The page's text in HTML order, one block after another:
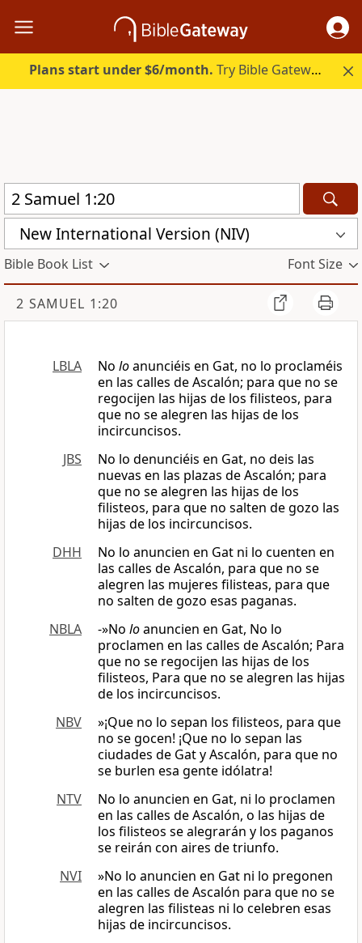
Plans start under $6/month. Try Bible Gateway Plus.
New International Version (NIV)
Bible Book List Font Size
2 SAMUEL 1:20
LBLA No loanunciéis en Gat, no lo proclaméis
en las calles de Ascalón; para que no se
regocijen las hijas de los filisteos, para
que no se alegren las hijas de los
incircuncisos.
JBS
No lo denunciéis en Gat, no deis las
nuevas en las plazas de Ascalón; para
que no se alegren las hijas de los
filisteos, para que no salten de gozo las
hijas de los incircuncisos.
DHH
No lo anuncien en Gat ni lo cuenten en
las calles de Ascalón, para que no se
alegren las mujeres filisteas, para que
no salten de gozo esas paganas.
NBLA
-»No loanuncien en Gat, No lo
proclamen en las calles de Ascalón; Para
que no se regocijen las hijas de los
filisteos, Para que no se alegren las hijas
de los incircuncisos.
NBV
»¡Que no lo sepan los filisteos, para que
no se gocen! ¡Que no lo sepan las
ciudades de Gat y Ascalón, para que no
se burlen esa gente idólatra!
NTV
No lo anuncien en Gat, ni lo proclamen
en las calles de Ascalón, o las hijas de
los filisteos se alegrarán y los paganos
se reirán con aires de triunfo.
NVI
»No lo anuncien en Gat ni lo pregonen
en las calles de Ascalón para que no se
alegren las filisteas ni lo celebren esas
hijas de incircuncisos.